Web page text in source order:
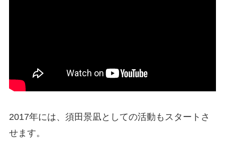
2017年には、須田景凪としての活動もスタートさ
せます。